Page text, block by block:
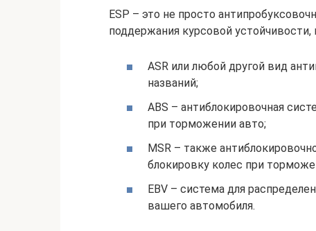
ESP – это не просто
поддержания курсовой
ASR или любой другой вид
названий;
ABS – антиблокировочная
при торможении авто;
MSR – также
блокировку колес при
EBV – система для
вашего автомобиля.